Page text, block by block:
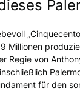
Millionen
Regie von
für den